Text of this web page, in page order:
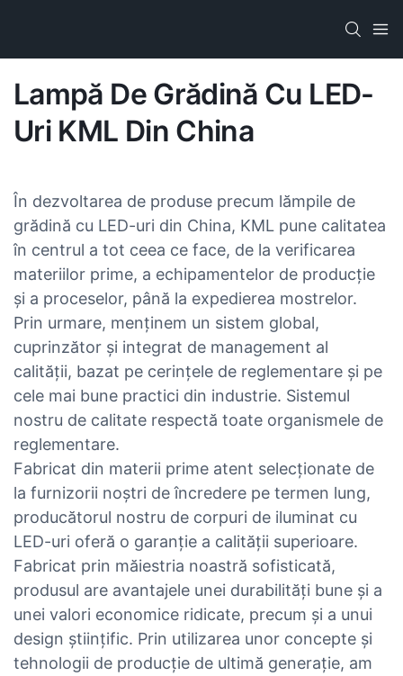
Lampă De Grădină Cu LED-
Uri KML Din China
În dezvoltarea de produse precum lămpile de
grădină cu LED-uri din China, KML pune calitatea
în centrul a tot ceea ce face, de la verificarea
materiilor prime, a echipamentelor de producție
și a proceselor, până la expedierea mostrelor.
Prin urmare, menținem un sistem global,
cuprinzător și integrat de management al
calității, bazat pe cerințele de reglementare și pe
cele mai bune practici din industrie. Sistemul
nostru de calitate respectă toate organismele de
reglementare.
Fabricat din materii prime atent selecționate de
la furnizorii noștri de încredere pe termen lung,
producătorul nostru de corpuri de iluminat cu
LED-uri oferă o garanție a calității superioare.
Fabricat prin măiestria noastră sofisticată,
produsul are avantajele unei durabilități bune și a
unei valori economice ridicate, precum și a unui
design științific. Prin utilizarea unor concepte și
tehnologii de producție de ultimă generație, am